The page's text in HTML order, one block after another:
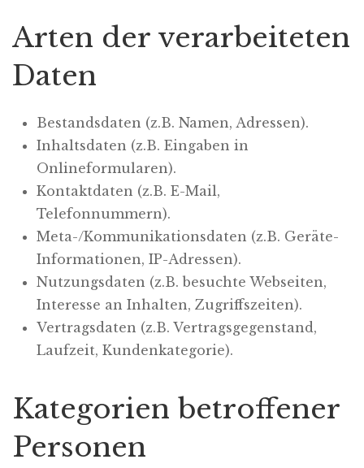
Arten der verarbeiteten
Daten
Bestandsdaten (z.B. Namen, Adressen).
Inhaltsdaten (z.B. Eingaben in
Onlineformularen).
Kontaktdaten (z.B. E-Mail,
Telefonnummern).
Meta-/Kommunikationsdaten (z.B. Geräte-
Informationen, IP-Adressen).
Nutzungsdaten (z.B. besuchte Webseiten,
Interesse an Inhalten, Zugriffszeiten).
Vertragsdaten (z.B. Vertragsgegenstand,
Laufzeit, Kundenkategorie).
Kategorien betroffener
Personen